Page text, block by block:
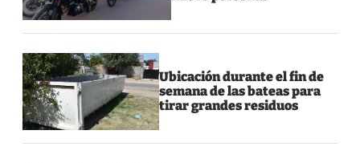
Ubicación durante el fin de
semana de las bateas para
tirar grandes residuos